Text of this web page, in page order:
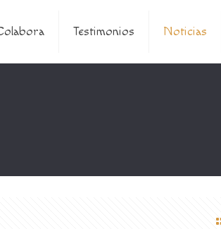
Testimonios Noticias